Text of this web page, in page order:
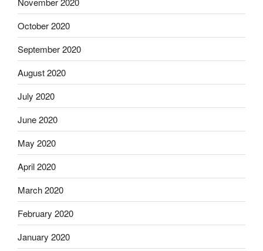
October 2020
September 2020
August 2020
July 2020
June 2020
May 2020
April 2020
March 2020
February 2020
January 2020